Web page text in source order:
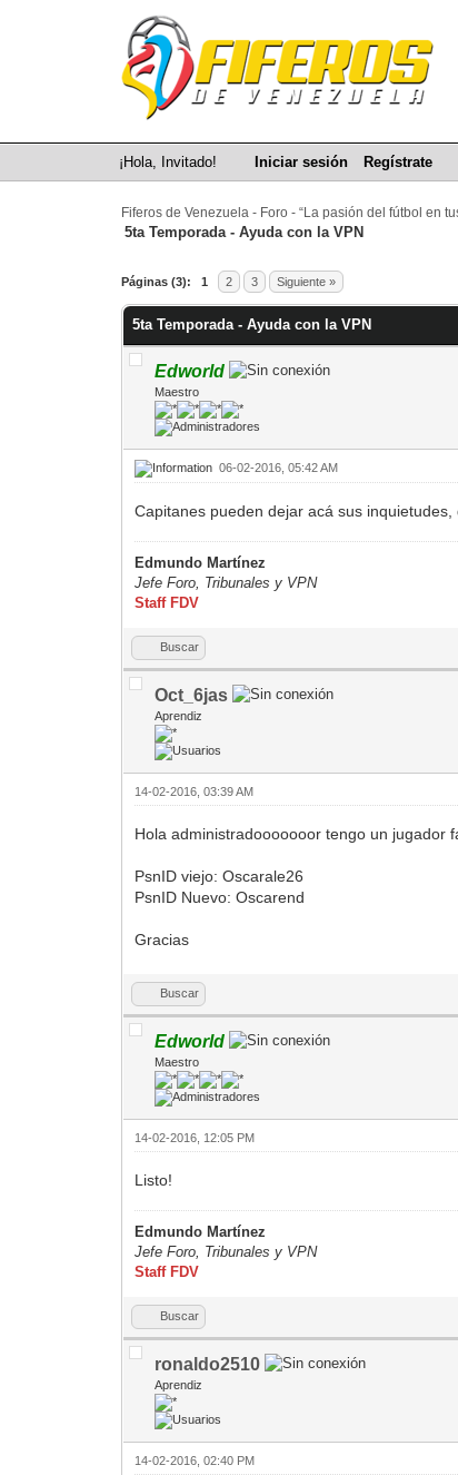
¡Hola, Invitado! Iniciar sesión Regístrate
Fiferos de Venezuela - Foro - “La pasión del fútbol en
5ta Temporada - Ayuda con la VPN
Páginas (3): 1 2 3 Siguiente »
0 voto(s) - 0 Media
5ta Temporada - Ayuda con la VPN
Edworld
Maestro
06-02-2016, 05:42 AM
Capitanes pueden dejar acá sus
Edmundo Martínez
Jefe Foro, Tribunales y VPN
Staff FDV
Buscar
Oct_6jas
Aprendiz
14-02-2016, 03:39 AM
Hola administradooooooor tengo un jugador
PsnID viejo: Oscarale26
PsnID Nuevo: Oscarend
Gracias
Buscar
Edworld
Maestro
14-02-2016, 12:05 PM
Listo!
Edmundo Martínez
Jefe Foro, Tribunales y VPN
Staff FDV
Buscar
ronaldo2510
Aprendiz
14-02-2016, 02:40 PM